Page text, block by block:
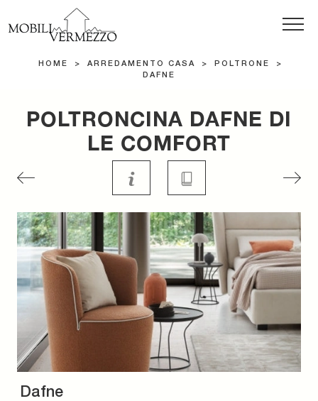
HOME > ARREDAMENTO CASA > POLTRONE
>
DAFNE
POLTRONCINA DAFNE DI
LE COMFORT
Dafne